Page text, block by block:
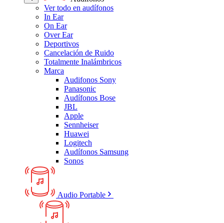
Ver todo en audífonos
In Ear
On Ear
Over Ear
Deportivos
Cancelación de Ruido
Totalmente Inalámbricos
Marca
Audifonos Sony
Panasonic
Audífonos Bose
JBL
Apple
Sennheiser
Huawei
Logitech
Audífonos Samsung
Sonos
Audio Portable